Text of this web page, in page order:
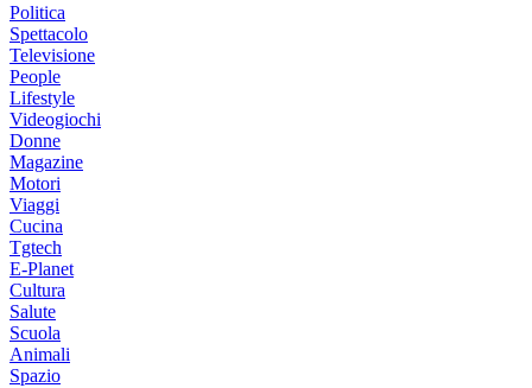
Politica
Spettacolo
Televisione
People
Lifestyle
Videogiochi
Donne
Magazine
Motori
Viaggi
Cucina
Tgtech
E-Planet
Cultura
Salute
Scuola
Animali
Spazio